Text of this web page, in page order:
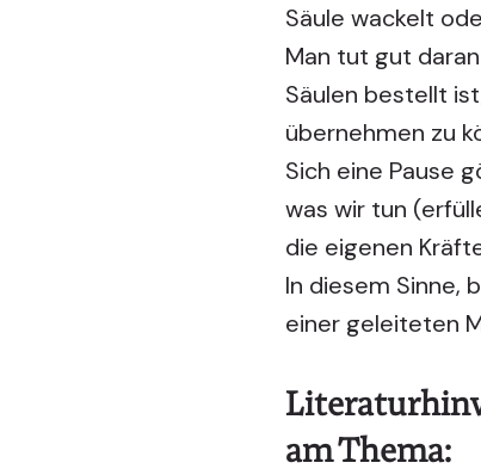
Säule wackelt
Man tut gut
Säulen bestellt
übernehmen zu
Sich eine Pause
was wir tun
die eigenen
In diesem Sinne,
einer geleiteten
am Thema: